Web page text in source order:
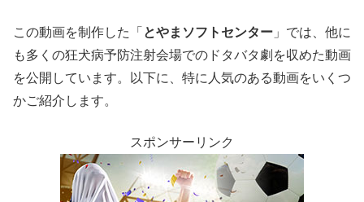
この動画を制作した「 とやまソフトセンター 」では、他に
も多くの狂犬病予防注射会場でのドタバタ劇を収めた動画
を公開しています。以下に、特に人気のある動画をいくつ
かご紹介します。
スポンサーリンク